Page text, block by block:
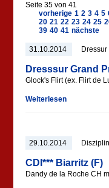
Seite 35 von 41
vorherige 1 2 3 4 5
20 21 22 23 24 25
39 40 41 nächste
31.10.2014 Dressur
Dresssur Grand
Glock's Flirt (ex. Flirt de
Weiterlesen
29.10.2014 Disziplin
CDI*** Biarritz (F)
Dandy de la Roche CH